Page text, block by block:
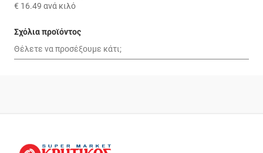
€ 16.49 ανά κιλό
Σχόλια προϊόντος